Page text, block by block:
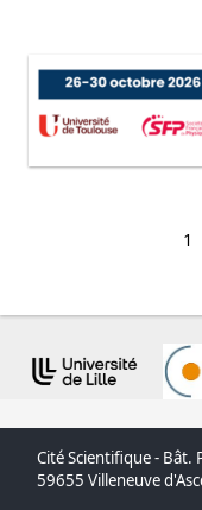
1
Cité Scientifique - Bât.
59655 Villeneuve